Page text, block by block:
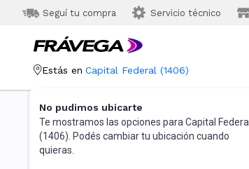
Seguí tu compra Servicio técnico
Estás en Capital Federal (1406)
No pudimos ubicarte
Te mostramos las opciones para Capital Federal
(1406). Podés cambiar tu ubicación cuando
quieras.